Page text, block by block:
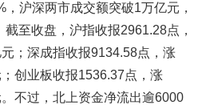
沪深两市成交额突破1万亿元，
至收盘，沪指收报2961.28点，
；深成指收报9134.58点，涨
创业板收报1536.37点，涨
不过，北上资金净流出逾6000